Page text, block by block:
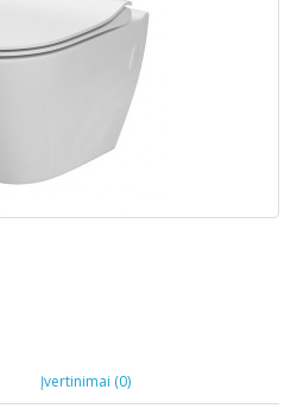
Įvertinimai (0)